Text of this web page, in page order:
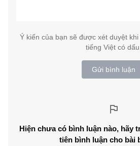
Ý kiến của bạn sẽ được xét duyệt
tiếng Việt có dấu.
Gửi bình luận
Hiện chưa có bình luận nào, hãy
tiên bình luận cho bài